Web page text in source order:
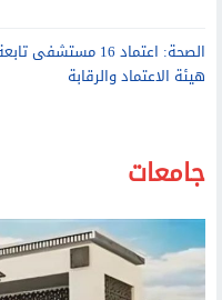
الصحة: اعتماد 16
هيئة الاعتماد والرقابة
جامعات